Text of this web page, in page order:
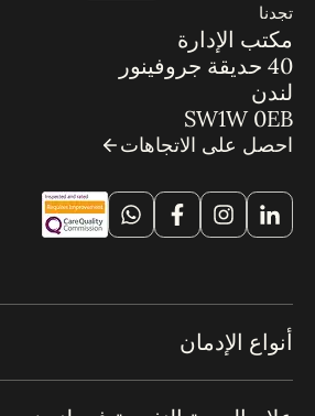
تجدنا
مكتب الإدارة
40 حديقة جروفينور
لندن
SW1W 0EB
احصل على الاتجاهات
أنواع الإدمان